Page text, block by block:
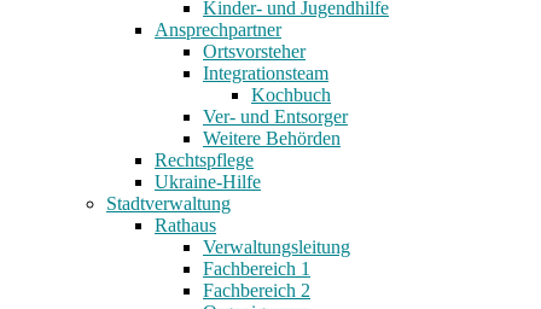
Kinder- und Jugendhilfe
Ansprechpartner
Ortsvorsteher
Integrationsteam
Kochbuch
Ver- und Entsorger
Weitere Behörden
Rechtspflege
Ukraine-Hilfe
Stadtverwaltung
Rathaus
Verwaltungsleitung
Fachbereich 1
Fachbereich 2